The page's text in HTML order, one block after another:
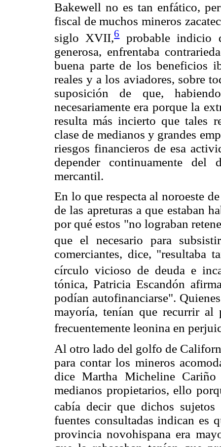
Bakewell no es tan enfático,
fiscal de muchos mineros
siglo XVII,6probable indicio
generosa, enfrentaba
buena parte de los beneficios
reales y a los aviadores, sobre
suposición de que,
necesariamente era porque la
resulta más incierto que tales
clase de medianos y grandes
riesgos financieros de esa
depender continuamente
mercantil.
En lo que respecta al noroeste
de las apreturas a que estaban
por qué estos "no lograban
que el necesario para
comerciantes, dice, "resultaba
círculo vicioso de deuda e
tónica, Patricia Escandón
podían autofinanciarse".
mayoría, tenían que recurrir al
frecuentemente leonina en
Al otro lado del golfo de
para contar los mineros
dice Martha Micheline
medianos propietarios, ello
cabía decir que dichos sujetos
fuentes consultadas indican es
provincia novohispana era